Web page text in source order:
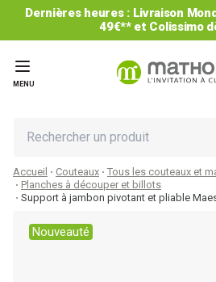
Dernières heures : Livraison
49€** et Colissimo
MENU
Accueil Couteaux
Tous les couteaux et
Planches à découper et billots
Support à jambon pivotant et pliable
Nouveauté